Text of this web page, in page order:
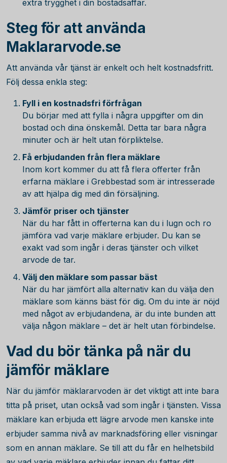
extra trygghet i din bostadsaffär.
Steg för att använda
Maklararvode.se
Att använda vår tjänst är enkelt och helt kostnadsfritt.
Följ dessa enkla steg:
Fyll i en kostnadsfri förfrågan
Du börjar med att fylla i några uppgifter om din
bostad och dina önskemål. Detta tar bara några
minuter och är helt utan förpliktelse.
Få erbjudanden från flera mäklare
Inom kort kommer du att få flera offerter från
erfarna mäklare i Grebbestad som är intresserade
av att hjälpa dig med din försäljning.
Jämför priser och tjänster
När du har fått in offerterna kan du i lugn och ro
jämföra vad varje mäklare erbjuder. Du kan se
exakt vad som ingår i deras tjänster och vilket
arvode de tar.
Välj den mäklare som passar bäst
När du har jämfört alla alternativ kan du välja den
mäklare som känns bäst för dig. Om du inte är nöjd
med något av erbjudandena, är du inte bunden att
välja någon mäklare – det är helt utan förbindelse.
Vad du bör tänka på när du
jämför mäklare
När du jämför mäklararvoden är det viktigt att inte bara
titta på priset, utan också vad som ingår i tjänsten. Vissa
mäklare kan erbjuda ett lägre arvode men kanske inte
erbjuder samma nivå av marknadsföring eller visningar
som en annan mäklare. Se till att du får en helhetsbild